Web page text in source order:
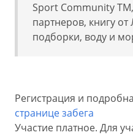
Sport Community
партнеров, книгу
подборки, воду и
Регистрация и
странице забега
Участие платное. Для